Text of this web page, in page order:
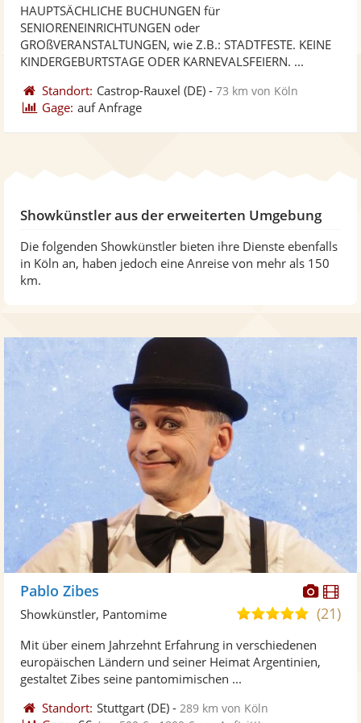
Sternen
HAUPTSÄCHLICHE BUCHUNGEN für
SENIORENEINRICHTUNGEN oder
GROßVERANSTALTUNGEN, wie Z.B.: STADTFESTE. KEINE
KINDERGEBURTSTAGE ODER KARNEVALSFEIERN. ...
Standort: Castrop-Rauxel (DE) -73 km von Köln
Gage: auf Anfrage
Showkünstler aus der erweiterten Umgebung
Die folgenden Showkünstler bieten ihre Dienste ebenfalls
in Köln an, haben jedoch eine Anreise von mehr als 150
km.
Pablo Zibes
4,9
5
Sternen
(21)
Showkünstler, Pantomime
Mit über einem Jahrzehnt Erfahrung in verschiedenen
europäischen Ländern und seiner Heimat Argentinien,
gestaltet Zibes seine pantomimischen ...
Standort: Stuttgart (DE) - 289 km von Köln